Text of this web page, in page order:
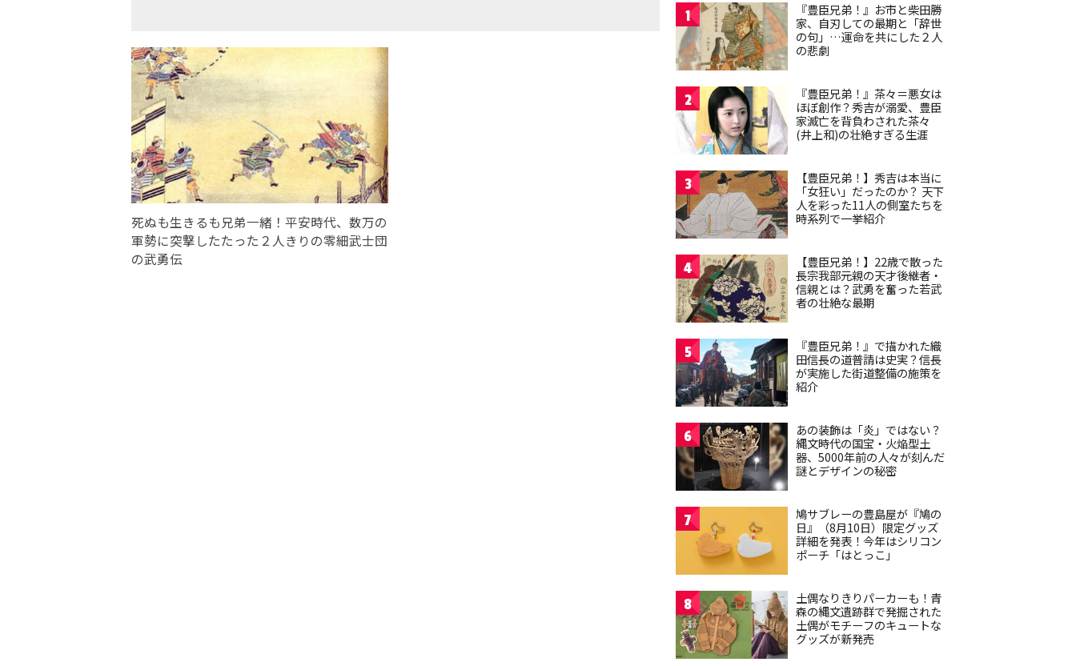
死ぬも生きるも兄弟一緒！平安時代、数万の
軍勢に突撃したたった２人きりの零細武士団
の武勇伝
1
『豊臣兄弟！』お市と柴田勝
家、自刃しての最期と「辞世
の句」…運命を共にした２人
の悲劇
2
『豊臣兄弟！』茶々＝悪女は
ほぼ創作？秀吉が溺愛、豊臣
家滅亡を背負わされた茶々
(井上和)の壮絶すぎる生涯
3
【豊臣兄弟！】秀吉は本当に
「女狂い」だったのか？ 天下
人を彩った11人の側室たちを
時系列で一挙紹介
4
【豊臣兄弟！】22歳で散った
長宗我部元親の天才後継者・
信親とは？武勇を奮った若武
者の壮絶な最期
5
『豊臣兄弟！』で描かれた織
田信長の道普請は史実？信長
が実施した街道整備の施策を
紹介
6
あの装飾は「炎」ではない？
縄文時代の国宝・火焔型土
器、5000年前の人々が刻んだ
謎とデザインの秘密
7
鳩サブレーの豊島屋が『鳩の
日』（8月10日）限定グッズ
詳細を発表！今年はシリコン
ポーチ「はとっこ」
8
土偶なりきりパーカーも！青
森の縄文遺跡群で発掘された
土偶がモチーフのキュートな
グッズが新発売